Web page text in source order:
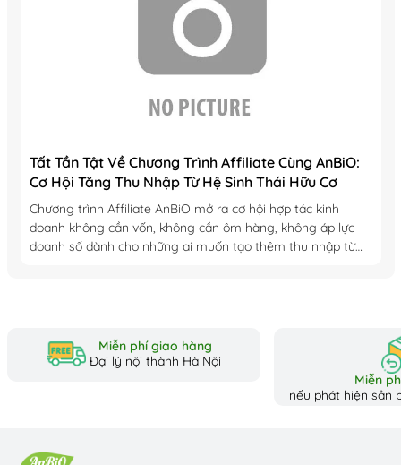
Tất Tần Tật Về Chương Trình Affiliate Cùng AnBiO:
Cơ Hội Tăng Thu Nhập Từ Hệ Sinh Thái Hữu Cơ
Chương trình Affiliate AnBiO mở ra cơ hội hợp tác kinh
doanh không cần vốn, không cần ôm hàng, không áp lực
doanh số dành cho những ai muốn tạo thêm thu nhập từ
Miễn phí giao hàng
Đại lý nội thành Hà Nội
Miễn
nếu phát hiện sản